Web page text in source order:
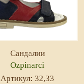
Сандалии
Ozpinarci
Артикул: 32,33